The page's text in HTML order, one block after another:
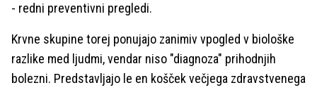
- redni preventivni pregledi.
Krvne skupine torej ponujajo zanimiv vpogled v biološke
razlike med ljudmi, vendar niso "diagnoza" prihodnjih
bolezni. Predstavljajo le en košček večjega zdravstvenega